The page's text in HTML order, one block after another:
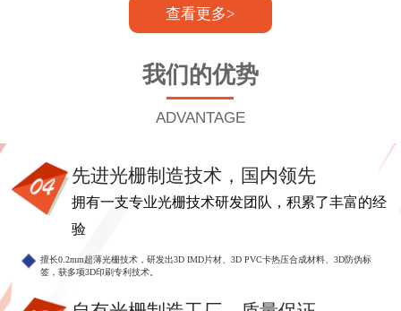
查看更多>
我们的优势
ADVANTAGE
先进光栅制造技术，国内领先
拥有一支专业光栅技术研发团队，积累了丰富的经
验
擅长0.2mm超薄光栅技术，研发出3D IMD片材、3D PVC卡热压合成材料、3D防伪标
签，获多项3D印刷专利技术。